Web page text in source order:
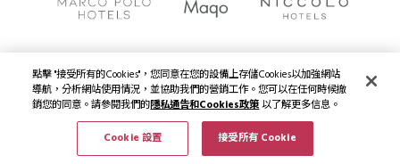
版權及原稿2026 © 九龍倉酒店保留一切權利。
隱私通告
使用條款
點擊 "接受所有的Cookies"，您同意在您的設備上存儲Cookies以加強網站
導航，分析網站使用情況，並協助我們的營銷工作。您可以在任何時候撤
銷您的同意。請參閱我們的隱私通告和Cookies政策以了解更多信息。
Cookie 設置 接受所有 Cookie